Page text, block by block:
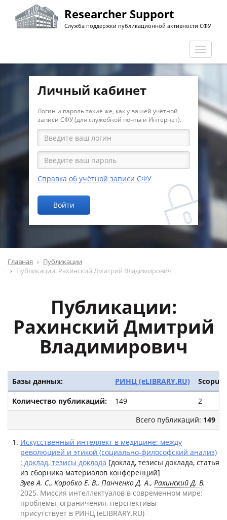
Перейти
основному
Researcher Support
Служба поддержки публикационной активности СФУ
Личный кабинет
Логин и пароль такие же, как у вашей учётной
записи СФУ (для служебной почты и Интернет).
Справка об учётной записи СФУ
Войти
Главная
Публикации
Публикации: Рахинский Дмитрий Владимирович
Публикации:
Рахинский Дмитрий
Владимирович
Базы данных: РИНЦ (eLIBRARY.RU) Scopus
Количество публикаций: 149
2
Всего публикаций: 149
Искусственный интеллект в медицине: между
революцией и этикой (социально-философский анализ)
: доклад, тезисы доклада [доклад, тезисы доклада, статья
из сборника материалов конференций]
Зуев А. С., Коробко Е. В., Панченко Д. А., Рахинский Д. В.
2025, Миссия интеллектуалов в современном мире:
проблемы, ограничения, перспективы
присутствует в РИНЦ (eLIBRARY.RU)